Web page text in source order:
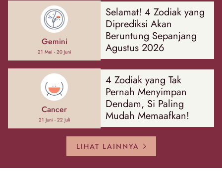
Gemini
21 Mei - 20 Juni
Selamat! 4 Zodiak yang
Diprediksi Akan
Beruntung Sepanjang
Agustus 2026
Cancer
21 Juni - 22 Juli
4 Zodiak yang Tak
Pernah Menyimpan
Dendam, Si Paling
Mudah Memaafkan!
LIHAT LAINNYA